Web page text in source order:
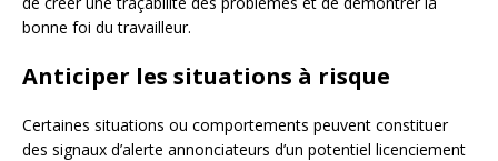
bonne foi du travailleur.
Anticiper les situations à risque
Certaines situations ou comportements peuvent constituer
des signaux d’alerte annonciateurs d’un potentiel licenciement